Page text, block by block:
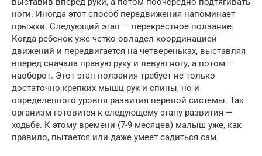
ноги. Иногда этот способ передвижения напоминает
прыжки. Следующий этап — перекрестное ползание.
Когда ребенок уже четко овладел координацией
движений и передвигается на четвереньках, выставляя
вперед сначала правую руку и левую ногу, а потом —
наоборот. Этот этап ползания требует не только
достаточно крепких мышц рук и спины, но и
определенного уровня развития нервной системы. Так
организм готовится к следующему этапу развития —
ходьбе. К этому времени (7-9 месяцев) малыш уже, как
правило, пытается или даже умеет садиться сам.